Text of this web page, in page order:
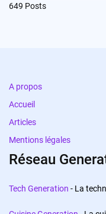
649 Posts
A propos
Accueil
Articles
Mentions légales
Réseau
Tech Generation - La